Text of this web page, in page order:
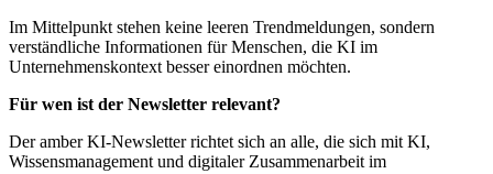
Im Mittelpunkt stehen keine leeren Trendmeldungen, sondern
verständliche Informationen für Menschen, die KI im
Unternehmenskontext besser einordnen möchten.
Für wen ist der Newsletter relevant?
Der amber KI-Newsletter richtet sich an alle, die sich mit KI,
Wissensmanagement und digitaler Zusammenarbeit im